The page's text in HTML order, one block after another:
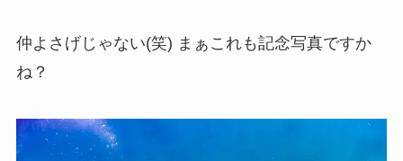
仲よさげじゃない(笑) まぁこれも記念写真ですか
ね？